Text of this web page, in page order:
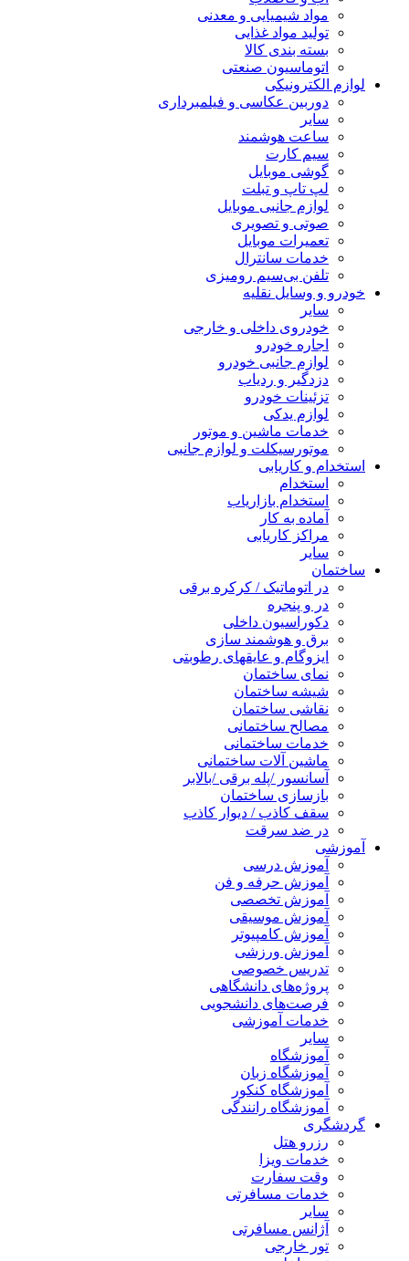
مواد شیمیایی و معدنی
تولید مواد غذایی
بسته بندی کالا
اتوماسیون صنعتی
لوازم الکترونیکی
دوربین عکاسی و فیلمبرداری
سایر
ساعت هوشمند
سیم کارت
گوشی موبایل
لپ تاپ و تبلت
لوازم جانبی موبایل
صوتی و تصویری
تعمیرات موبایل
خدمات سانترال
تلفن بی‌سیم رومیزی
خودرو و وسایل نقلیه
سایر
خودروی داخلی و خارجی
اجاره خودرو
لوازم جانبی خودرو
دزدگیر و ردیاب
تزئینات خودرو
لوازم یدکی
خدمات ماشین و موتور
موتورسیکلت و لوازم جانبی
استخدام و کاریابی
استخدام
استخدام بازاریاب
آماده به کار
مراکز کاریابی
سایر
ساختمان
در اتوماتیک / کرکره برقی
در و پنجره
دکوراسیون داخلی
برق و هوشمند سازی
ایزوگام و عایقهای رطوبتی
نمای ساختمان
شیشه ساختمان
نقاشی ساختمان
مصالح ساختمانی
خدمات ساختمانی
ماشین آلات ساختمانی
آسانسور /پله برقی /بالابر
بازسازی ساختمان
سقف کاذب / دیوار کاذب
در ضد سرقت
آموزشی
آموزش درسی
آموزش حرفه و فن
آموزش تخصصی
آموزش موسیقی
آموزش کامپیوتر
آموزش ورزشی
تدریس خصوصی
پروژه‌های دانشگاهی
فرصت‌های دانشجویی
خدمات آموزشی
سایر
آموزشگاه
آموزشگاه زبان
آموزشگاه کنکور
آموزشگاه رانندگی
گردشگری
رزرو هتل
خدمات ویزا
وقت سفارت
خدمات مسافرتی
سایر
آژانس مسافرتی
تور خارجی